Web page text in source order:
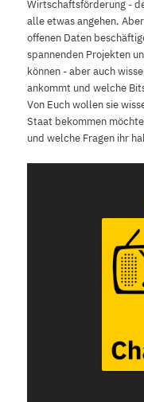
Wirtschaftsförderung -
alle etwas angehen.
offenen Daten
spannenden Projekten
können - aber auch
ankommt und welche
Von Euch wollen sie
Staat bekommen
und welche Fragen ihr